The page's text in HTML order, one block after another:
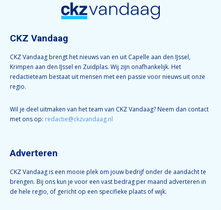
CKZ Vandaag
CKZ Vandaag brengt het nieuws van en uit Capelle aan den IJssel,
Krimpen aan den IJssel en Zuidplas. Wij zijn onafhankelijk. Het
redactieteam bestaat uit mensen met een passie voor nieuws uit onze
regio.
Wil je deel uitmaken van het team van CKZ Vandaag? Neem dan contact
met ons op: redactie@ckzvandaag.nl
Adverteren
CKZ Vandaag is een mooie plek om jouw bedrijf onder de aandacht te
brengen. Bij ons kun je voor een vast bedrag per maand adverteren in
de hele regio, of gericht op een specifieke plaats of wijk.